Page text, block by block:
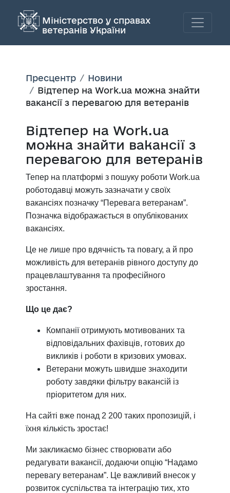
Міністерство у справах
ветеранів України
Пресцентр
Новини
Відтепер на Work.ua можна знайти
вакансії з перевагою для ветеранів
Відтепер на Work.ua
можна знайти вакансії з
перевагою для ветеранів
Тепер на платформі з пошуку роботи Work.ua
роботодавці можуть зазначати у своїх
вакансіях позначку “Перевага ветеранам”.
Позначка відображається в опублікованих
вакансіях.
Це не лише про вдячність та повагу, а й про
можливість для ветеранів рівного доступу до
працевлаштування та професійного
зростання.
Що це дає?
Компанії отримують мотивованих та
відповідальних фахівців, готових до
викликів і роботи в кризових умовах.
Ветерани можуть швидше знаходити
роботу завдяки фільтру вакансій із
пріоритетом для них.
На сайті вже понад 2 200 таких пропозицій, і
їхня кількість зростає!
Ми закликаємо бізнес створювати або
редагувати вакансії, додаючи опцію “Надамо
перевагу ветеранам”. Це важливий внесок у
розвиток суспільства та інтеграцію тих, хто